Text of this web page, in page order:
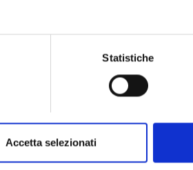
Statistiche
Accetta selezionati